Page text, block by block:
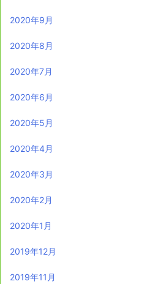
2020年9月
2020年8月
2020年7月
2020年6月
2020年5月
2020年4月
2020年3月
2020年2月
2020年1月
2019年12月
2019年11月